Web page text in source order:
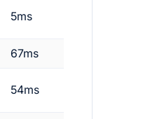
5ms
67ms
54ms